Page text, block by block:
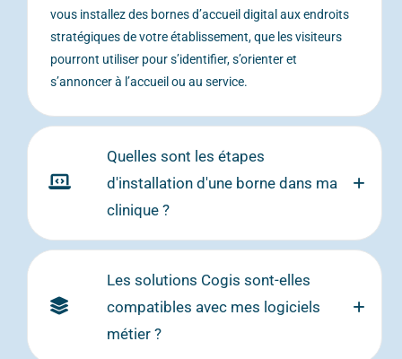
vous installez des bornes d’accueil digital aux endroits
stratégiques de votre établissement, que les visiteurs
pourront utiliser pour s’identifier, s’orienter et
s’annoncer à l’accueil ou au service.
Quelles sont les étapes
d'installation d'une borne dans ma
clinique ?
Les solutions Cogis sont-elles
compatibles avec mes logiciels
métier ?